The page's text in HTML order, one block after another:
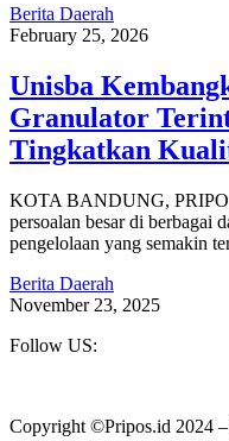
Berita Daerah
February 25, 2026
Unisba
Granulator
Tingkatkan
KOTA BANDUNG,
persoalan besar di berbagai
pengelolaan yang semakin
Berita Daerah
November 23, 2025
Follow US:
Copyright ©Pripos.id 2024